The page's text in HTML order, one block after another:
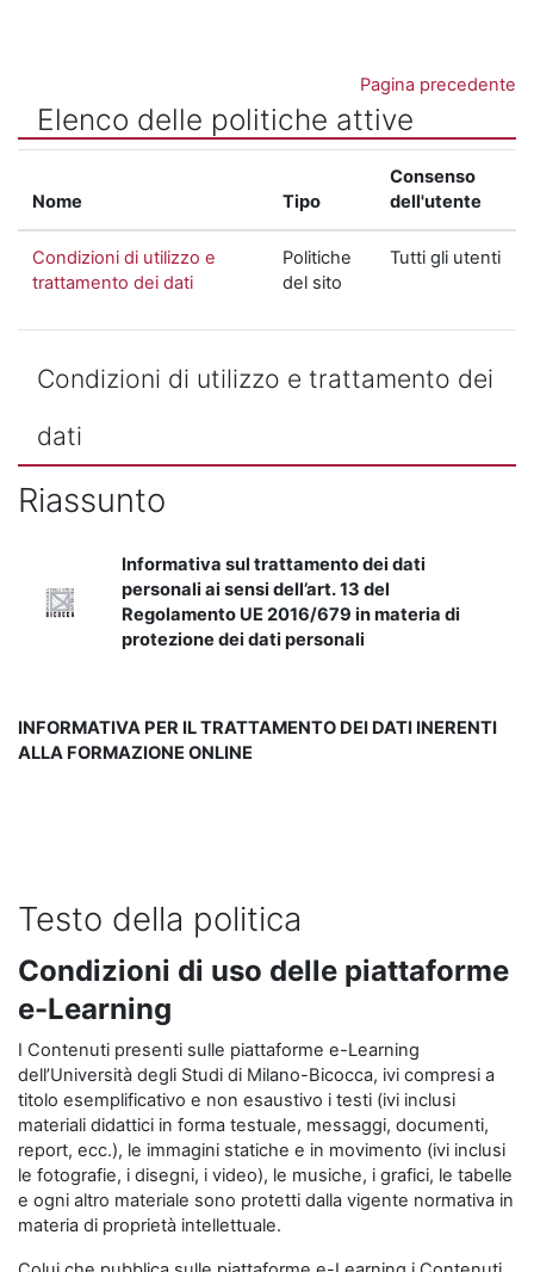
Pagina precedente
Elenco delle politiche attive
Nome Tipo
Consenso
dell'utente
Condizioni di utilizzo e
trattamento dei dati
Politiche
del sito
Tutti gli utenti
Condizioni di utilizzo e trattamento dei
dati
Riassunto
Informativa sul trattamento dei dati
personali ai sensi dell’art. 13 del
Regolamento UE 2016/679 in materia di
protezione dei dati personali
INFORMATIVA PER IL TRATTAMENTO DEI DATI INERENTI
ALLA FORMAZIONE ONLINE
Testo della politica
Condizioni di uso delle piattaforme
e-Learning
I Contenuti presenti sulle piattaforme e-Learning
dell’Università degli Studi di Milano-Bicocca, ivi compresi a
titolo esemplificativo e non esaustivo i testi (ivi inclusi
materiali didattici in forma testuale, messaggi, documenti,
report, ecc.), le immagini statiche e in movimento (ivi inclusi
le fotografie, i disegni, i video), le musiche, i grafici, le tabelle
e ogni altro materiale sono protetti dalla vigente normativa in
materia di proprietà intellettuale.